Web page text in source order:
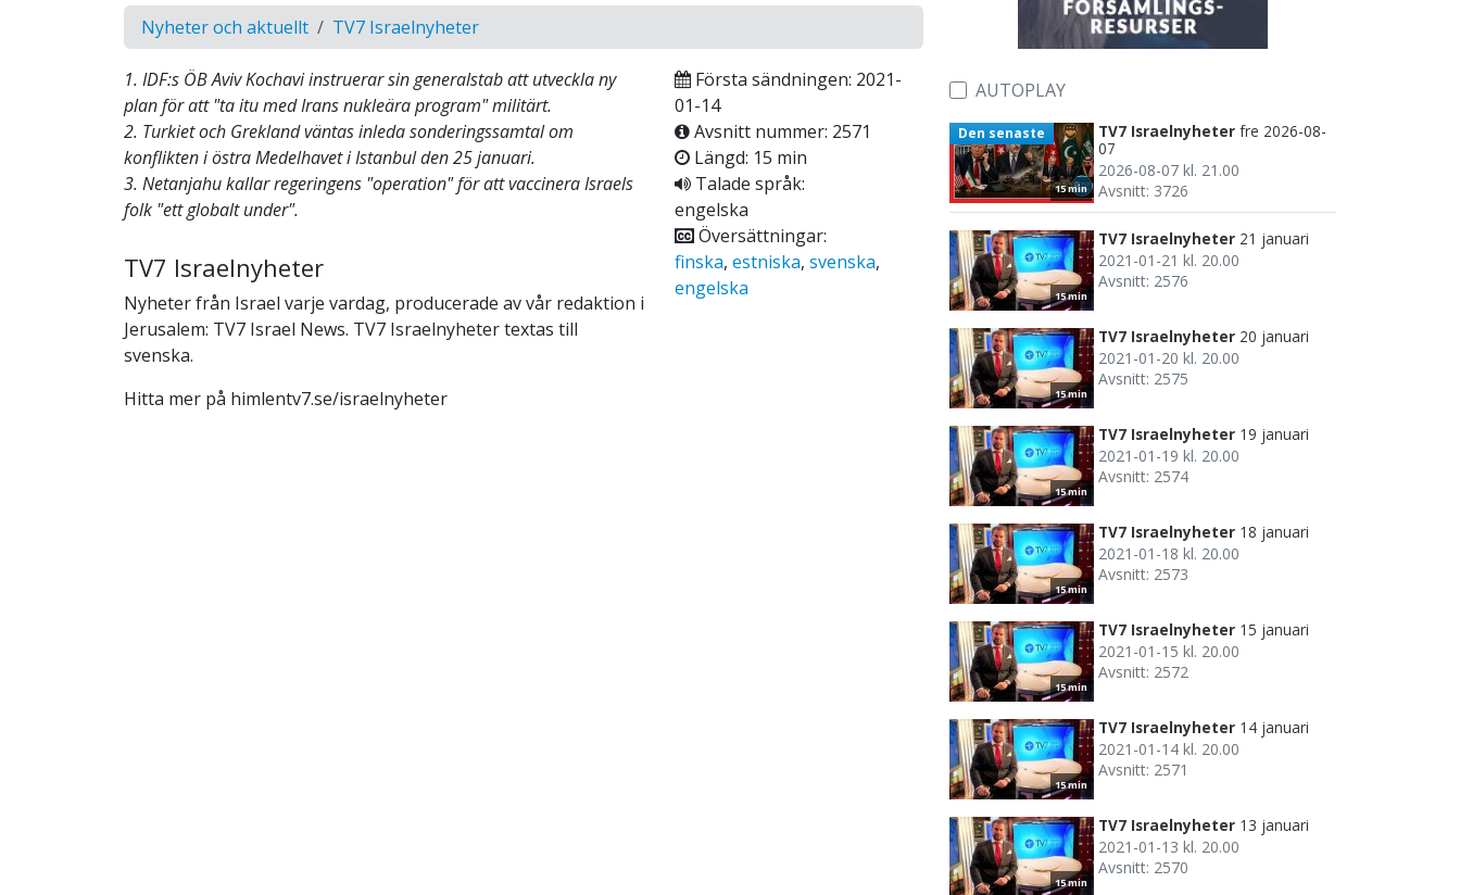
Nyheter och aktuellt TV7 Israelnyheter
1. IDF:s ÖB Aviv Kochavi instruerar sin generalstab att utveckla ny
plan för att "ta itu med Irans nukleära program" militärt.
2. Turkiet och Grekland väntas inleda sonderingssamtal om
konflikten i östra Medelhavet i Istanbul den 25 januari.
3. Netanjahu kallar regeringens "operation" för att vaccinera Israels
folk "ett globalt under".
TV7 Israelnyheter
Nyheter från Israel varje vardag, producerade av vår redaktion i
Jerusalem: TV7 Israel News. TV7 Israelnyheter textas till
svenska.
Hitta mer på himlentv7.se/israelnyheter
Första sändningen: 2021-
01-14
Avsnitt nummer: 2571
Längd: 15 min
Talade språk:
engelska
Översättningar:
finska, estniska, svenska,
engelska
AUTOPLAY
15 min
Den senaste TV7 Israelnyheter fre 2026-08-
07
2026-08-07 kl. 21.00
Avsnitt: 3726
15 min
TV7 Israelnyheter 21 januari
2021-01-21 kl. 20.00
Avsnitt: 2576
15 min
TV7 Israelnyheter 20 januari
2021-01-20 kl. 20.00
Avsnitt: 2575
15 min
TV7 Israelnyheter 19 januari
2021-01-19 kl. 20.00
Avsnitt: 2574
15 min
TV7 Israelnyheter 18 januari
2021-01-18 kl. 20.00
Avsnitt: 2573
15 min
TV7 Israelnyheter 15 januari
2021-01-15 kl. 20.00
Avsnitt: 2572
15 min
TV7 Israelnyheter 14 januari
2021-01-14 kl. 20.00
Avsnitt: 2571
15 min
TV7 Israelnyheter 13 januari
2021-01-13 kl. 20.00
Avsnitt: 2570